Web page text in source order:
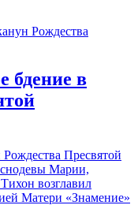
бдение в
Пресвятой
Марии,
возглавил
Матери «Знамение»